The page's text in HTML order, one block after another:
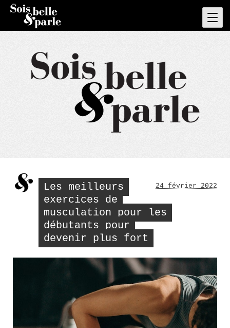
Skip
content
Les meilleurs
exercices de
musculation pour les
débutants pour
devenir plus fort
24 février 2022